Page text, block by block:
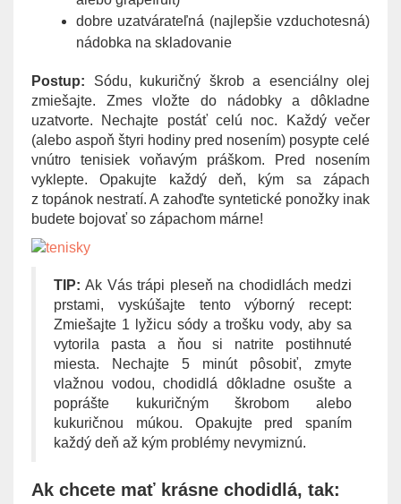
dobre uzatvárateľná (najlepšie vzduchotesná)
nádobka na skladovanie
Postup: Sódu, kukuričný škrob a esenciálny olej
zmiešajte. Zmes vložte do nádobky a dôkladne
uzatvorte. Nechajte postáť celú noc. Každý večer
(alebo aspoň štyri hodiny pred nosením) posypte celé
vnútro tenisiek voňavým práškom. Pred nosením
vyklepte. Opakujte každý deň, kým sa zápach
z topánok nestratí. A zahoďte syntetické ponožky inak
budete bojovať so zápachom márne!
TIP:Ak Vás trápi pleseň na chodidlách medzi
prstami, vyskúšajte tento výborný recept:
Zmiešajte 1 lyžicu sódy a trošku vody, aby sa
vytorila pasta a ňou si natrite postihnuté
miesta. Nechajte 5 minút pôsobiť, zmyte
vlažnou vodou, chodidlá dôkladne osušte a
poprášte kukuričným škrobom alebo
kukuričnou múkou. Opakujte pred spaním
každý deň až kým problémy nevymiznú.
Ak chcete mať krásne chodidlá, tak: